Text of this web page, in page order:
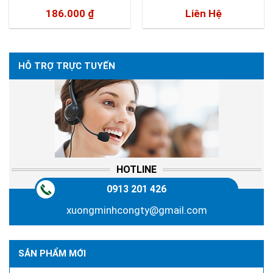
HỖ TRỢ TRỰC TUYẾN
HOTLINE
0913 201 426
xuongminhcongty@gmail.com
SẢN PHẨM MỚI
186.000 ₫ Liên Hệ